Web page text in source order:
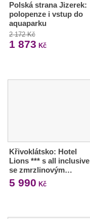
Polská strana Jizerek:
polopenze i vstup do
aquaparku
2 172 Kč
1 873 Kč
Křivoklátsko: Hotel
Lions *** s all inclusive
se zmrzlinovým…
5 990 Kč